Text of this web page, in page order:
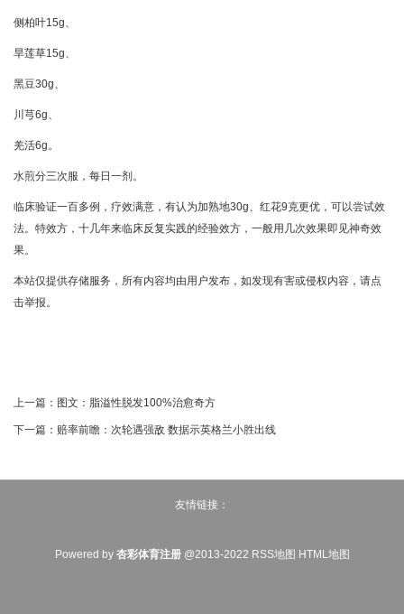
侧柏叶15g、
旱莲草15g、
黑豆30g、
川芎6g、
羌活6g。
水煎分三次服，每日一剂。
临床验证一百多例，疗效满意，有认为加熟地30g、红花9克更优，可以尝试效
法。特效方，十几年来临床反复实践的经验效方，一般用几次效果即见神奇效
果。
本站仅提供存储服务，所有内容均由用户发布，如发现有害或侵权内容，请点
击举报。
上一篇： 图文：脂溢性脱发100%治愈奇方
下一篇： 赔率前瞻：次轮遇强敌 数据示英格兰小胜出线
友情链接：
Powered by 杏彩体育注册@2013-2022 RSS地图 HTML地图